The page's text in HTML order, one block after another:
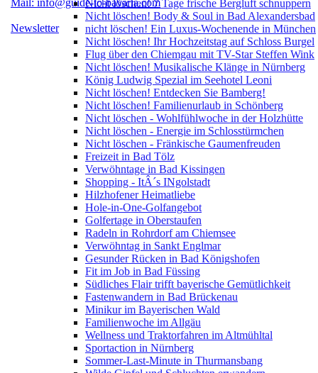
Newsletter
Nicht löschen! 7 Tage frische Bergluft schnuppern
Nicht löschen! Body & Soul in Bad Alexandersbad
nicht löschen! Ein Luxus-Wochenende in München
Nicht löschen! Ihr Hochzeitstag auf Schloss Burgel
Flug über den Chiemgau mit TV-Star Steffen Wink
Nicht löschen! Musikalische Klänge in Nürnberg
König Ludwig Spezial im Seehotel Leoni
Nicht löschen! Entdecken Sie Bamberg!
Nicht löschen! Familienurlaub in Schönberg
Nicht löschen - Wohlfühlwoche in der Holzhütte
Nicht löschen - Energie im Schlosstürmchen
Nicht löschen - Fränkische Gaumenfreuden
Freizeit in Bad Tölz
Verwöhntage in Bad Kissingen
Shopping - ItÂ´s INgolstadt
Hilzhofener Heimatliebe
Hole-in-One-Golfangebot
Golfertage in Oberstaufen
Radeln in Rohrdorf am Chiemsee
Verwöhntag in Sankt Englmar
Gesunder Rücken in Bad Königshofen
Fit im Job in Bad Füssing
Südliches Flair trifft bayerische Gemütlichkeit
Fastenwandern in Bad Brückenau
Minikur im Bayerischen Wald
Familienwoche im Allgäu
Wellness und Traktorfahren im Altmühltal
Sportaction in Nürnberg
Sommer-Last-Minute in Thurmansbang